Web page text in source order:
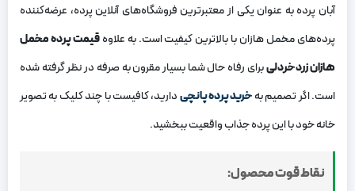
آبان پرده به عنوان یکی از معتبرترین فروشگاه‌های آنلاین پرده، عرضه‌کننده
پرده‌های مخمل هازان با بالاترین کیفیت است. به علاوهقیمت پرده مخمل
هازان زرد خردلیبرای رفاه حال شما بسیار مقرون به صرفه در نظر گرفته شده
است. اگر تصمیم بهخرید پرده پانچیدارید، کافیست با چند کلیک به تصویر
خانه خود با این پرده جذاب واقعیت ببخشید.
نقاط قوت محصول: